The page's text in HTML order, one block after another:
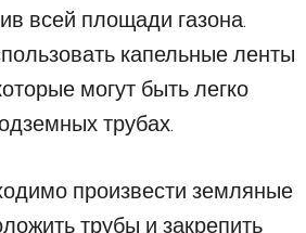
всей площади газона.
капельные ленты
могут быть легко
трубах.
произвести земляные
трубы и закрепить